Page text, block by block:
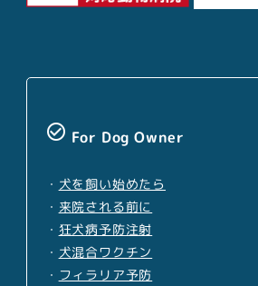
check_circle_outline For Dog Owner
・ 犬を飼い始めたら
・ 来院される前に
・ 狂犬病予防注射
・ 犬混合ワクチン
・ フィラリア予防